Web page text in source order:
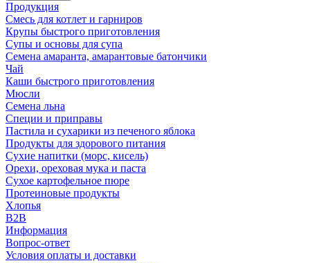
Продукция
Смесь для котлет и гарниров
Крупы быстрого приготовления
Супы и основы для супа
Семена амаранта, амарантовые батончики
Чай
Каши быстрого приготовления
Мюсли
Семена льна
Специи и приправы
Пастила и сухарики из печеного яблока
Продукты для здорового питания
Сухие напитки (морс, кисель)
Орехи, ореховая мука и паста
Сухое картофельное пюре
Протеиновые продукты
Хлопья
B2B
Информация
Вопрос-ответ
Условия оплаты и доставки